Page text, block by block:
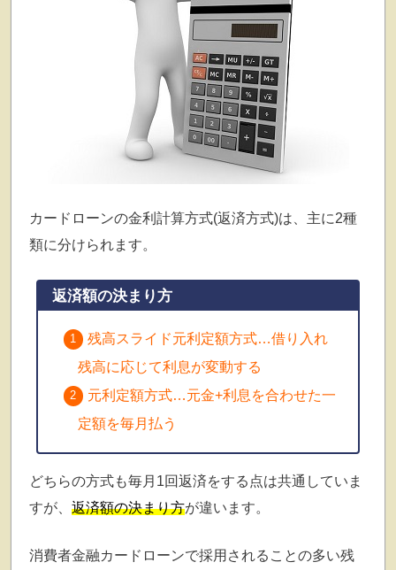
カードローンの金利計算方式(返済方式)は、主に2種
類に分けられます。
返済額の決まり方
残高スライド元利定額方式…借り入れ
残高に応じて利息が変動する
元利定額方式…元金+利息を合わせた一
定額を毎月払う
どちらの方式も毎月1回返済をする点は共通していま
すが、 返済額の決まり方が違います。
消費者金融カードローンで採用されることの多い残